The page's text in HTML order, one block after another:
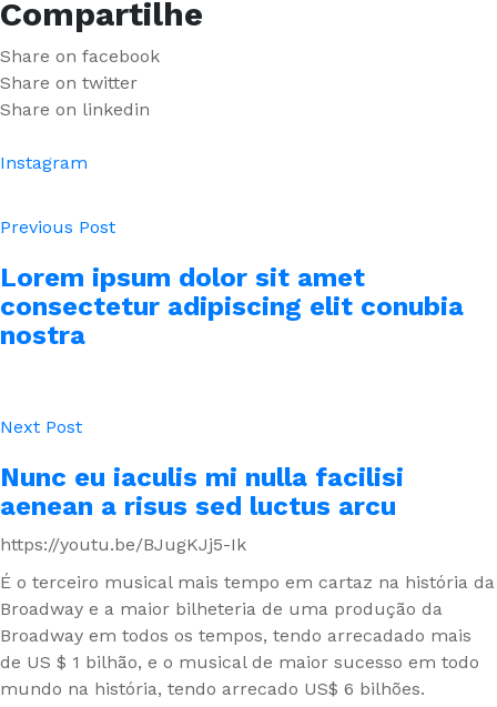
Compartilhe
Share on facebook
Share on twitter
Share on linkedin
Instagram
Previous Post
Lorem ipsum dolor sit amet
consectetur adipiscing elit conubia
nostra
Next Post
Nunc eu iaculis mi nulla facilisi
aenean a risus sed luctus arcu
https://youtu.be/BJugKJj5-Ik
É o terceiro musical mais tempo em cartaz na história da
Broadway e a maior bilheteria de uma produção da
Broadway em todos os tempos, tendo arrecadado mais
de US $ 1 bilhão, e o musical de maior sucesso em todo
mundo na história, tendo arrecado US$ 6 bilhões.